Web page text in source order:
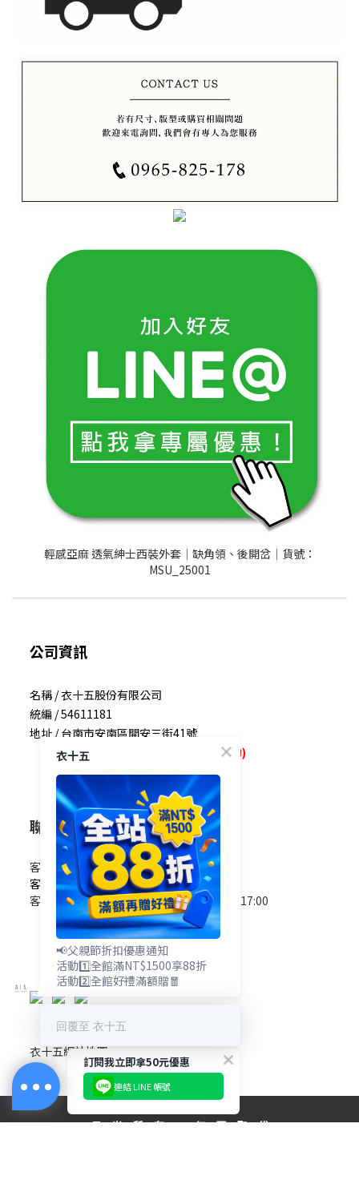
輕感亞麻 透氣紳士西裝外套│缺角領、後開岔│貨號：
MSU_25001
公司資訊
名稱 / 衣十五股份有限公司
統編 / 54611181
地址 / 台南市安南區開安三街41號
(非門市不對外開放如需前往請提前預約)
聯絡我們
客服電話 / 0965-825-178
客服信箱 / service@e15.com.tw
客服時間 / 週一至週五09:00~12:00/13:00~17:00
(國定假日除外)
衣十五網站地圖
－目 光 所 在 ， 無 可 取 代－
訂閱我立即拿50元優惠
連結 LINE 帳號
衣十五
📢父親節折扣優惠通知
活動1️⃣全館滿NT$1500享88折
活動2️⃣全館好禮滿額贈🧧
回覆至 衣十五